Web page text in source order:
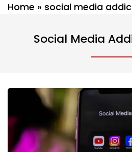
Home » social media
Social Media